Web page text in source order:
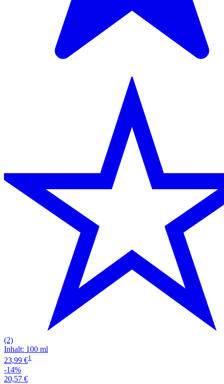
(2)
Inhalt: 100 ml
23,99 €1
-14%
20,57 €